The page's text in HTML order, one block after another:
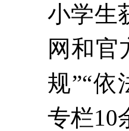
小学生
网和官
规”“依
专栏10